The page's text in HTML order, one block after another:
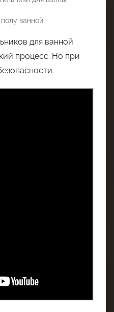
ванной
для ванной
процесс. Но при